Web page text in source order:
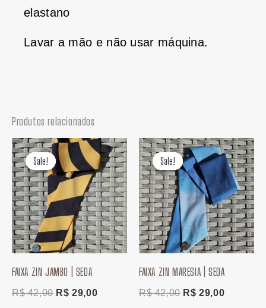
elastano
Lavar a mão e não usar máquina.
Produtos relacionados
Sale!
Sale!
FAIXA ZIN JAMBO | SEDA
R$42,00
O
preço
original
era:
R$ 42,00.
R$ 29,00
O
preço
atual
é:
R$ 29,00.
Sale!
Sale!
FAIXA ZIN MARESIA | SEDA
R$42,00
O
preço
original
era:
R$ 42,00.
R$ 29,00
O
preço
atual
é:
R$